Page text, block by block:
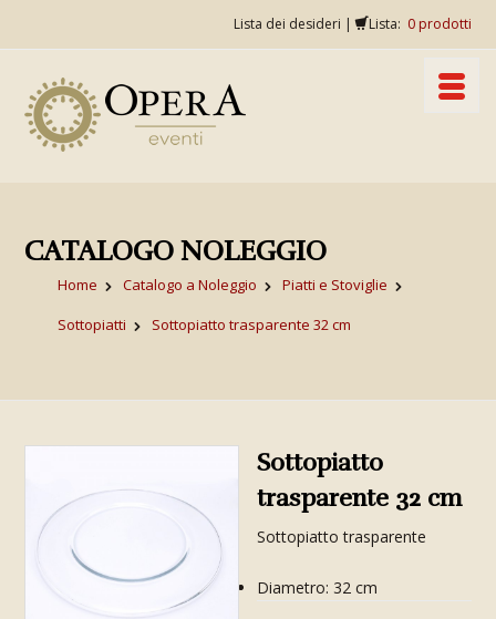
Lista dei desideri | Lista: 0prodotti
CATALOGO NOLEGGIO
Home Catalogo a Noleggio
Piatti e Stoviglie
Sottopiatti
Sottopiatto trasparente 32 cm
Sottopiatto
trasparente 32 cm
Sottopiatto trasparente
Diametro: 32 cm